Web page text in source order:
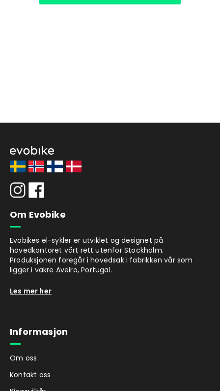
Om Evobike
Evobikes el-sykler er utviklet og designet på
hovedkontoret vårt rett utenfor Stockholm.
Produksjonen foregår i hovedsak i fabrikken vår som
ligger i vakre Aveiro, Portugal.
Les mer her
Informasjon
Om oss
Kontakt oss